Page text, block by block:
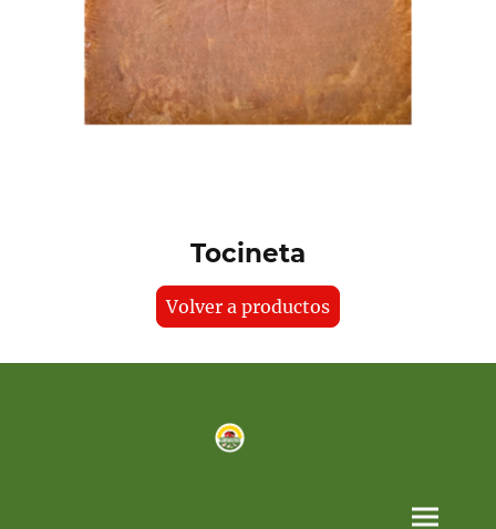
Tocineta
Volver a productos